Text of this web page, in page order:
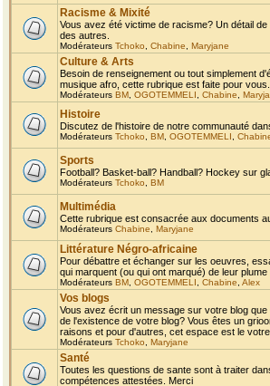
Racisme & Mixité
Vous avez été victime de racisme? Un détail
des autres.
Modérateurs Tchoko Chabine Maryjane
Culture & Arts
Besoin de renseignement ou tout simplement
musique afro, cette rubrique est faite pour vous.
Modérateurs BM OGOTEMMELI Chabine
Histoire
Discutez de l'histoire de notre communauté
Modérateurs Tchoko BM OGOTEMMELI
Sports
Football? Basket-ball? Handball? Hockey sur
Modérateurs Tchoko BM
Multimédia
Cette rubrique est consacrée aux documents
Modérateurs Chabine Maryjane
Littérature Négro-africaine
Pour débattre et échanger sur les oeuvres,
qui marquent (ou qui ont marqué) de leur plume
Modérateurs BM OGOTEMMELI Chabine Alex
Vos blogs
Vous avez écrit un message sur votre blog
de l'existence de votre blog? Vous êtes un
raisons et pour d'autres, cet espace est le votre.
Modérateurs Tchoko Maryjane
Santé
Toutes les questions de sante sont à traiter
compétences attestées. Merci